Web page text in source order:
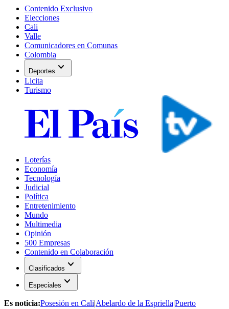
Contenido Exclusivo
Elecciones
Cali
Valle
Comunicadores en Comunas
Colombia
Deportes expand_more
Licita
Turismo
Loterías
Economía
Tecnología
Judicial
Política
Entretenimiento
Mundo
Multimedia
Opinión
500 Empresas
Contenido en Colaboración
Clasificados expand_more
Especiales expand_more
Es noticia:Posesión en Cali|Abelardo de la Espriella|Puerto